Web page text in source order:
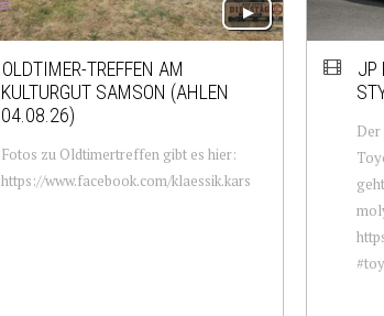
OLDTIMER-TREFFEN AM
KULTURGUT SAMSON (AHLEN
04.08.26)
Fotos zu Oldtimertreffen gibt es hier:
https://www.facebook.com/klaessik.kars
JP
Der